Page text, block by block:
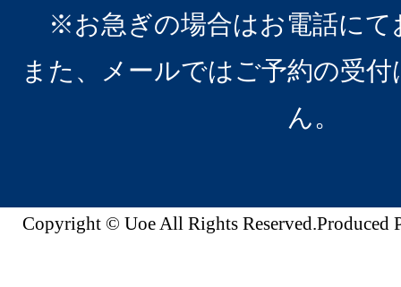
※お急ぎの場合はお電話にて
また、メールではご予約の受
ん。
Copyright © Uoe All Rights Reserved.Produced